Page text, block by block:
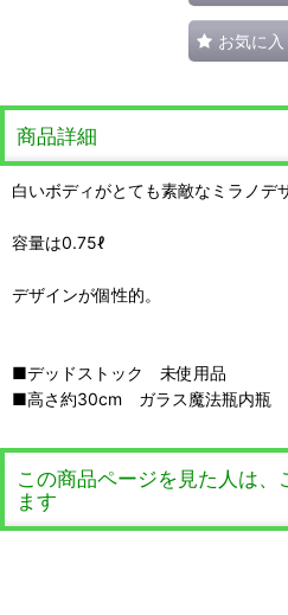
お気に
商品詳細
白いボディがとても素敵なミラノデ
容量は0.75ℓ
デザインが個性的。
■デッドストック 未使用品
■高さ約30cm ガラス魔法瓶内瓶
この商品ページを見た人は、
ます